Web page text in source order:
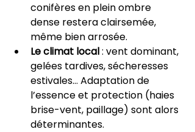
conifères en plein ombre
dense restera clairsemée,
même bien arrosée.
Le climat local : vent dominant,
gelées tardives, sécheresses
estivales… Adaptation de
l’essence et protection (haies
brise-vent, paillage) sont alors
déterminantes.